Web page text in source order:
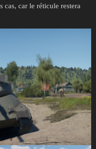
cas, car le réticule restera